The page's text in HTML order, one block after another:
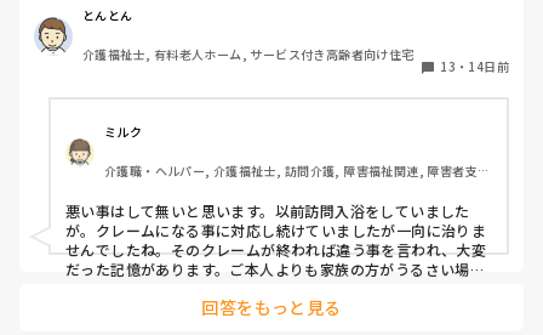
と答える。手引き歩行で立ち上がり、トイレまで手引き歩行
でいき、帰りも手引き歩行でかえり、ベッドに座ってもら
い、あとは娘さんにお願いして退出。すると、ケアマネにク
は1人でトイレを行くような手順でトイレまでの導線につい
ている各手すりを持たせて行かせてなかったとのこと。1人
で行く時の癖をつけさせたいとのこと。こちらは久々に関わ
るから倒れた時のことを考えてすぐ支えられるように手引き
にしたのに納得いかず、部屋に行き、興奮しながら娘さんに
聞いたんですけど、怒ってるみたいなんでといいにいく。す
ると、一から十までやり方を実演される。あなたは背が高い
し、若いから歩くスピードも速いし、女性の職員たちはきち
の根拠を説明すると、それはありがとう。こちらも悪かった
とんとん
介護福祉士, 有料老人ホーム, サービス付き高齢者向け住宅
13 ・ 14日前
ミルク
介護職・ヘルパー, 介護福祉士, 訪問介護, 障害福祉関連, 障害者支援
悪い事はして無いと思います。以前訪問入浴をしていました
が。クレームになる事に対応し続けていましたが一向に治りま
せんでしたね。そのクレームが終われば違う事を言われ、大変
だった記憶があります。ご本人よりも家族の方がうるさい場合
回答をもっと見る